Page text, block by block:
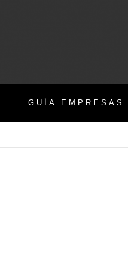
GUÍA EMPRESAS